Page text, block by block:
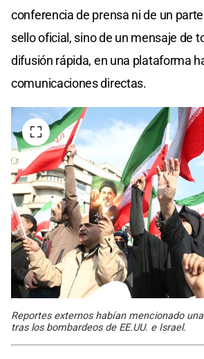
conferencia de prensa ni de un
sello oficial, sino de un mensaje de
difusión rápida, en una plataforma
comunicaciones directas.
Reportes externos habían mencionado una
tras los bombardeos de EE.UU. e Israel.